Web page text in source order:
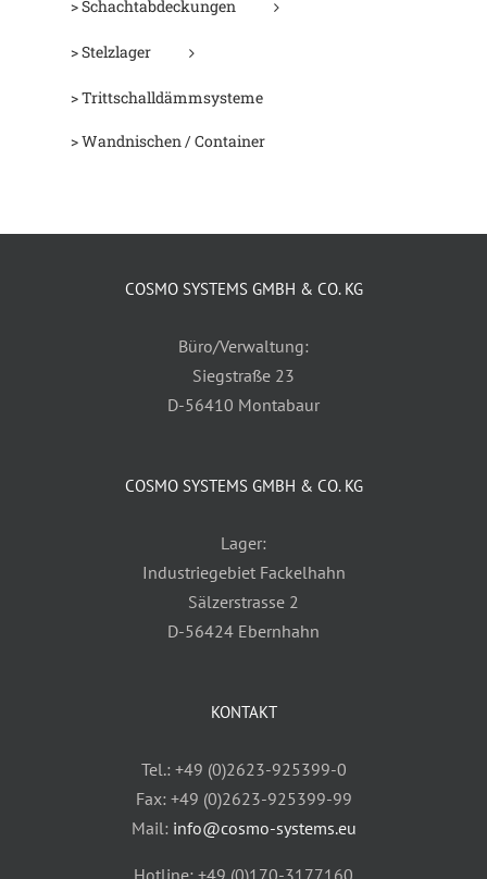
> Schachtabdeckungen
> Stelzlager
> Trittschalldämmsysteme
> Wandnischen / Container
COSMO SYSTEMS GMBH & CO. KG
Büro/Verwaltung:
Siegstraße 23
D-56410 Montabaur
COSMO SYSTEMS GMBH & CO. KG
Lager:
Industriegebiet Fackelhahn
Sälzerstrasse 2
D-56424 Ebernhahn
KONTAKT
Tel.: +49 (0)2623-925399-0
Fax: +49 (0)2623-925399-99
Mail: info@cosmo-systems.eu